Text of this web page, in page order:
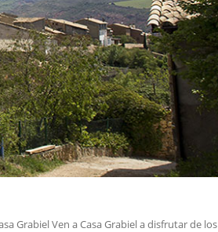
Grabiel Ven a Casa Grabiel a disfrutar de los